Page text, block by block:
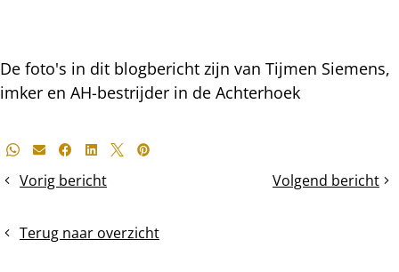
De foto's in dit blogbericht zijn van Tijmen Siemens,
imker en AH-bestrijder in de Achterhoek
Deel
bericht
Whatsapp
E-mailFacebook
LinkedIn
X Pinterest
Vorig bericht
De
is
Volgend bericht
De
Terug naar overzicht